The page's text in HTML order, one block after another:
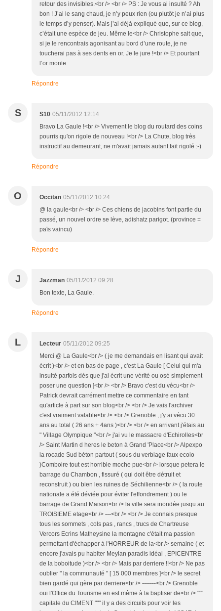
retour des invisibles.<br /> <br /> PS : Je vous ai insulté ? Ah
bon ! J’ai le sang chaud, je n’y peux rien (ou plutôt je n’ai plus
le temps d’y penser). Mais j’ai déjà expliqué que, sur ce blog,
c’était une espèce de jeu. Même le<br /> Christophe sait que,
si je le rencontrais agonisant au bord d’une route, je ne
toucherai pas à ses dents en or. Je le jure !<br /> Et pourtant
l’or monte…
Répondre
S S10 05/11/2012 12:14
Bravo La Gaule !<br /> Vivement le blog du routard des coins
pourris qu'on rigole de nouveau !<br /> La Chute, blog très
instructif au demeurant, ne m'avait jamais autant fait rigolé :-)
Répondre
O Occitan 05/11/2012 10:24
@ la gaule<br /> <br /> Ces chiens de jacobins font partie du
passé, un nouvel ordre se lève, adishatz parigot. (province =
païs vaincu)
Répondre
J Jazzman 05/11/2012 09:28
Bon texte, La Gaule.
Répondre
L Lecteur 05/11/2012 09:25
Merci @ La Gaule<br /> ( je me demandais en lisant qui avait
écrit )<br /> et en bas de page , c'est La Gaule [ Celui qui m'a
insulté parfois dès que j'ai écrit une vérité ou osé simplement
poser une question ]<br /> <br /> Bravo c'est du vécu<br />
Patrick devrait carrément mettre ce commentaire en tant
qu'article à part sur son blog<br /> <br /> Je vais l'archiver
c'est vraiment valable<br /> <br /> Grenoble , j'y ai vécu 30
ans au total ( 26 ans + 4ans )<br /> <br /> en arrivant j'étais au
" Village Olympique "<br /> j'ai vu le massacre d'Echirolles<br
/> Saint Martin d heres le beton à Grand 'Place<br /> Alpexpo
la rocade Sud béton partout ( sous du verbiage faux ecolo
)Comboire tout est horrible moche pue<br /> lorsque petera le
barrage du Chambon , fissuré ( qui doit être détruit et
reconstruit ) ou bien les ruines de Séchilienne<br /> ( la route
nationale a été déviée pour éviter l'effondrement ) ou le
barrage de Grand Maison<br /> la ville sera inondée jusqu au
TROISIEME etage<br /> ---<br /> <br /> Je connais presque
tous les sommets , cols pas , rancs , trucs de Chartreuse
Vercors Ecrins Matheysine la montagne c'était ma passion
permettant d'échapper à l'HORREUR de la<br /> semaine ( et
encore j'avais pu habiter Meylan paradis idéal , EPICENTRE
de la boboitude )<br /> <br /> Mais par derriere !!<br /> Ne pas
oublier " la communauté " [ 15 000 membres ]<br /> le secret
bien gardé qui gère par derriere<br /> -------<br /> Grenoble
oui l'Office du Tourisme en est même à la baptiser de<br /> """
capitale du CIMENT """ il y a des circuits pour voir les